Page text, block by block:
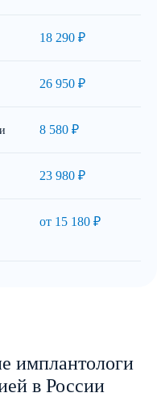
18 290 ₽
26 950 ₽
8 580 ₽
23 980 ₽
от 15 180 ₽
имплантологи
в России